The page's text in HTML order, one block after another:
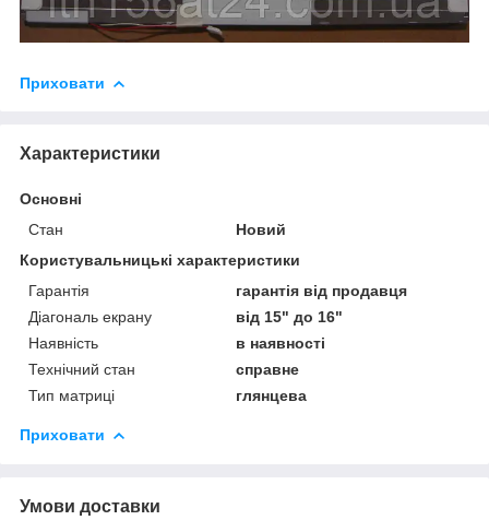
Приховати
Характеристики
Основні
Стан
Новий
Користувальницькі характеристики
Гарантія
гарантія від продавця
Діагональ екрану
від 15" до 16"
Наявність
в наявності
Технічний стан
справне
Тип матриці
глянцева
Приховати
Умови доставки